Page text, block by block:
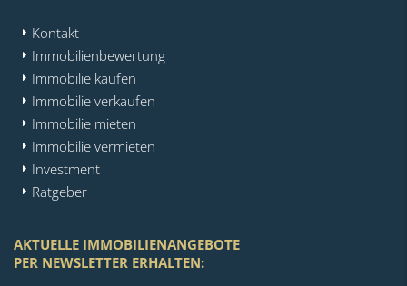
Kontakt
Immobilienbewertung
Immobilie kaufen
Immobilie verkaufen
Immobilie mieten
Immobilie vermieten
Investment
Ratgeber
AKTUELLE IMMOBILIENANGEBOTE
PER NEWSLETTER ERHALTEN: